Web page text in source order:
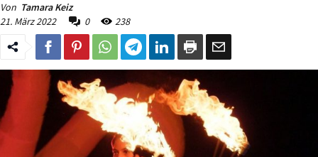
Von Tamara Keiz
21. März 2022
0 238